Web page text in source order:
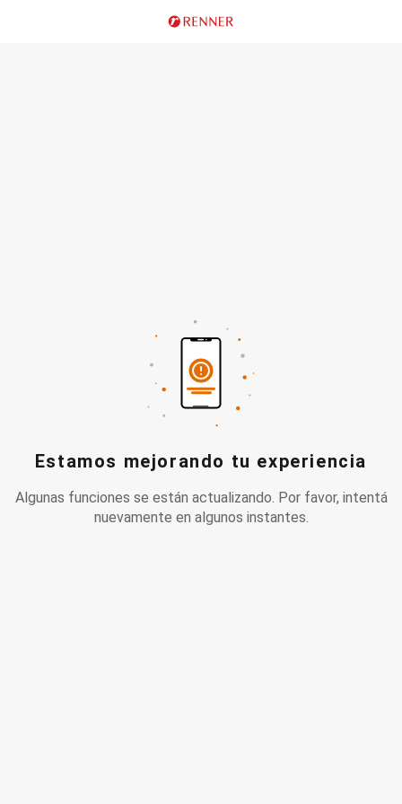
Estamos mejorando tu experiencia
Algunas funciones se están actualizando. Por favor, intentá
nuevamente en algunos instantes.